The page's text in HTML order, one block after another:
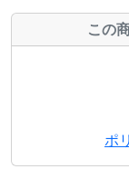
この
ポ